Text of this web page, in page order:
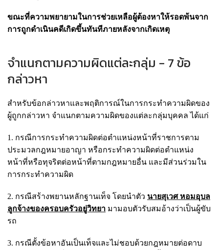
ขณะที่ความพยายามในการช่วยเหลือผู้ต้องหาให้รอดพ้นจาก
การถูกดำเนินคดีเกิดขึ้นทันทีภายหลังจากเกิดเหตุ
จำแนกตามความผิดแต่ละกลุ่ม - 7 ข้อ
กล่าวหา
สำหรับข้อกล่าวหาและพฤติการณ์ในการกระทำความผิดของ
ผู้ถูกกล่าวหา จำแนกตามความผิดของแต่ละกลุ่มบุคคล ได้แก่
1. กรณีการกระทำความผิดต่อตำแหน่งหน้าที่ราชการตาม
ประมวลกฎหมายอาญา หรือกระทำความผิดต่อตำแหน่ง
หน้าที่หรือทุจริตต่อหน้าที่ตามกฎหมายอื่น และมีส่วนร่วมใน
การกระทำความผิด
2. กรณีสร้างพยานหลักฐานเท็จ โดยนำตัว นายสุเวศ หอมอุบล
ลูกจ้างของครอบครัวอยู่วิทยา มามอบตัวรับสมอ้างว่าเป็นผู้ขับ
รถ
3. กรณีตั้งข้อหาอันเป็นเท็จและไม่ชอบด้วยกฎหมายต่อดาบ